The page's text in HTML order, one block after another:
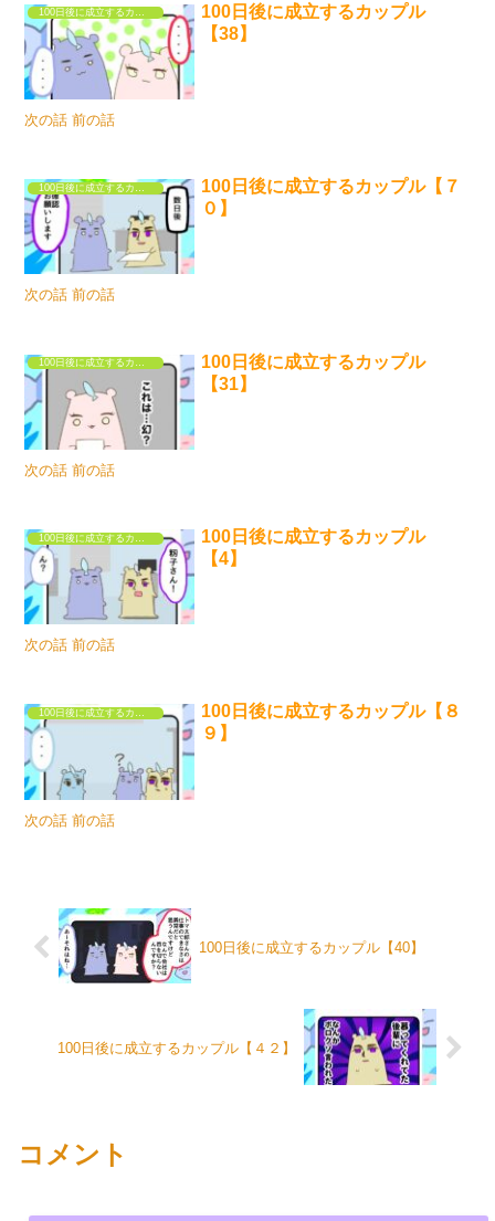
100日後に成立するカップル
100日後に成立するカップル
【38】
次の話 前の話
100日後に成立するカップル【７
０】
次の話 前の話
100日後に成立するカップル
100日後に成立するカップル
【31】
次の話 前の話
100日後に成立するカップル
【4】
次の話 前の話
100日後に成立するカップル
100日後に成立するカップル【８
９】
次の話 前の話
100日後に成立するカップル【40】
100日後に成立するカップル【４２】
コメント